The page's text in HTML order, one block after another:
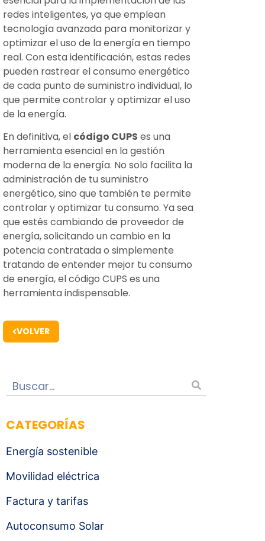
redes inteligentes, ya que emplean
tecnología avanzada para monitorizar y
optimizar el uso de la energía en tiempo
real. Con esta identificación, estas redes
pueden rastrear el consumo energético
de cada punto de suministro individual, lo
que permite controlar y optimizar el uso
de la energía.
En definitiva, el código CUPS es una
herramienta esencial en la gestión
moderna de la energía. No solo facilita la
administración de tu suministro
energético, sino que también te permite
controlar y optimizar tu consumo. Ya sea
que estés cambiando de proveedor de
energía, solicitando un cambio en la
potencia contratada o simplemente
tratando de entender mejor tu consumo
de energía, el código CUPS es una
herramienta indispensable.
VOLVER
CATEGORÍAS
Energía sostenible
Movilidad eléctrica
Factura y tarifas
Autoconsumo Solar